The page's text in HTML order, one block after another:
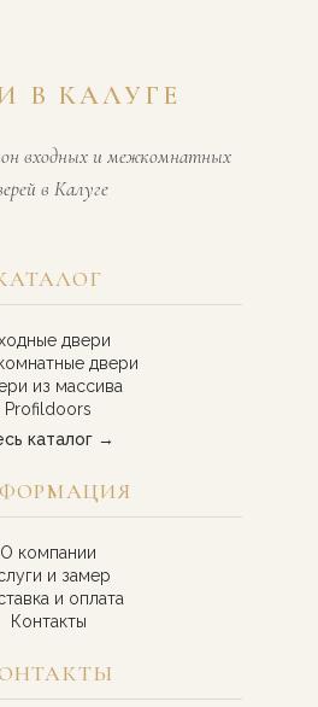
В КАЛУГЕ
входных и межкомнатных
в Калуге
двери
двери
из массива
Profildoors
каталог →
О компании
и замер
и оплата
Контакты